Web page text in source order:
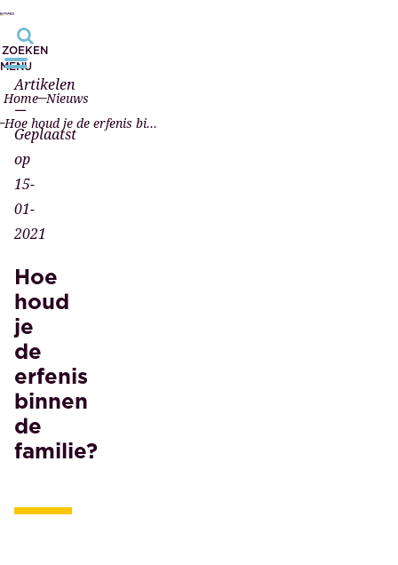
ZOEKEN
MENU
Home Nieuws
Hoe houd je de erfenis binnen de familie?
Artikelen
—
Geplaatst
op
15-
01-
2021
Hoe
houd
je
de
erfenis
binnen
de
familie?